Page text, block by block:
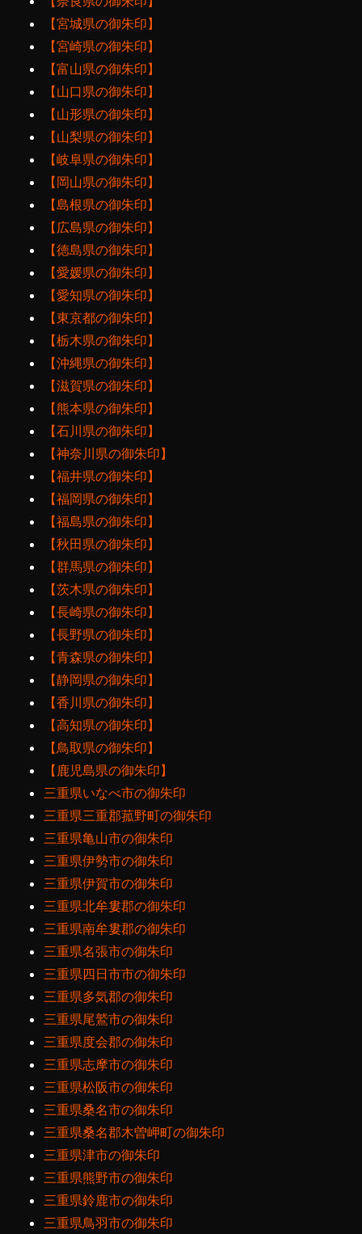
【宮城県の御朱印】
【宮崎県の御朱印】
【富山県の御朱印】
【山口県の御朱印】
【山形県の御朱印】
【山梨県の御朱印】
【岐阜県の御朱印】
【岡山県の御朱印】
【島根県の御朱印】
【広島県の御朱印】
【徳島県の御朱印】
【愛媛県の御朱印】
【愛知県の御朱印】
【東京都の御朱印】
【栃木県の御朱印】
【沖縄県の御朱印】
【滋賀県の御朱印】
【熊本県の御朱印】
【石川県の御朱印】
【神奈川県の御朱印】
【福井県の御朱印】
【福岡県の御朱印】
【福島県の御朱印】
【秋田県の御朱印】
【群馬県の御朱印】
【茨木県の御朱印】
【長崎県の御朱印】
【長野県の御朱印】
【青森県の御朱印】
【静岡県の御朱印】
【香川県の御朱印】
【高知県の御朱印】
【鳥取県の御朱印】
【鹿児島県の御朱印】
三重県いなべ市の御朱印
三重県三重郡菰野町の御朱印
三重県亀山市の御朱印
三重県伊勢市の御朱印
三重県伊賀市の御朱印
三重県北牟婁郡の御朱印
三重県南牟婁郡の御朱印
三重県名張市の御朱印
三重県四日市市の御朱印
三重県多気郡の御朱印
三重県尾鷲市の御朱印
三重県度会郡の御朱印
三重県志摩市の御朱印
三重県松阪市の御朱印
三重県桑名市の御朱印
三重県桑名郡木曽岬町の御朱印
三重県津市の御朱印
三重県熊野市の御朱印
三重県鈴鹿市の御朱印
三重県鳥羽市の御朱印